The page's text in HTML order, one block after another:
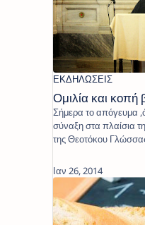
Ομιλία και κοπή
Σήμερα το απόγευμα
σύναξη στα πλαίσια
της Θεοτόκου